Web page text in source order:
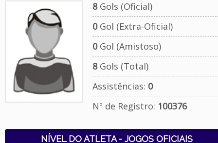
8Gols (Oficial)
0Gol (Extra-Oficial)
0Gol (Amistoso)
8Gols (Total)
Assistências: 0
Nº de Registro: 100376
NÍVEL DO ATLETA - JOGOS OFICIAIS